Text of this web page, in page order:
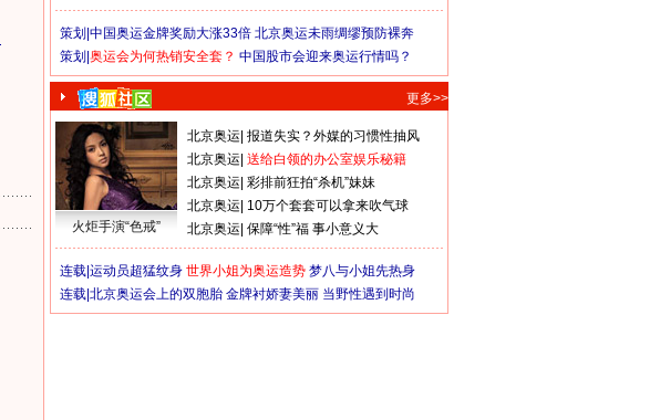
策划| 中国奥运金牌奖励大涨33倍 北京奥运未雨绸缪预防裸奔
策划| 奥运会为何热销安全套？ 中国股市会迎来奥运行情吗？
更多>>
火炬手演“色戒”
北京奥运 报道失实？外媒的习惯性抽风
北京奥运 送给白领的办公室娱乐秘籍
北京奥运 彩排前狂拍“杀机”妹妹
北京奥运 10万个套套可以拿来吹气球
北京奥运 保障“性”福 事小意义大
连载| 运动员超猛纹身 世界小姐为奥运造势 梦八与小姐先热身
连载| 北京奥运会上的双胞胎 金牌衬娇妻美丽 当野性遇到时尚